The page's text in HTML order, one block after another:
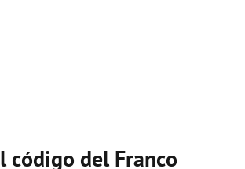
código del Franco